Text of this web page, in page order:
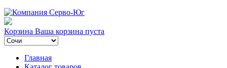
Корзина Ваша корзина пуста
Главная